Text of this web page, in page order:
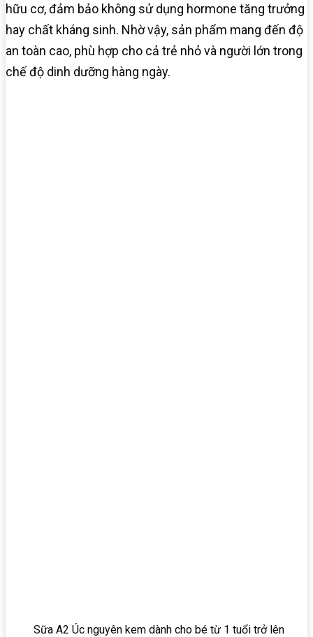
hữu cơ, đảm bảo không sử dụng hormone tăng trưởng
hay chất kháng sinh. Nhờ vậy, sản phẩm mang đến độ
an toàn cao, phù hợp cho cả trẻ nhỏ và người lớn trong
chế độ dinh dưỡng hàng ngày.
Sữa A2 Úc nguyên kem dành cho bé từ 1 tuổi trở lên